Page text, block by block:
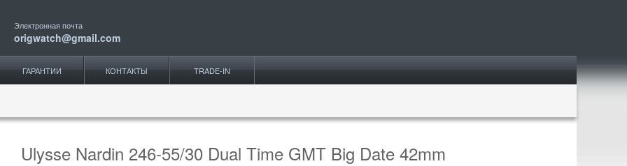
Электронная почта
origwatch@gmail.com
ГАРАНТИИ КОНТАКТЫ TRADE-IN
Ulysse Nardin 246-55/30 Dual Time GMT Big Date 42mm